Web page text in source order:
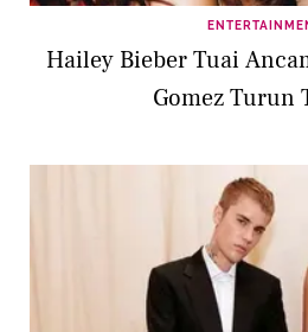
Hailey Bieber Tuai
Gomez Turun